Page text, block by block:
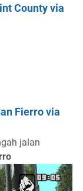
County via
Fierro via
jalan